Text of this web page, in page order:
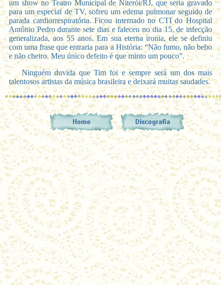
um show no Teatro Municipal de Niterói/RJ, que seria gravado
para um especial de TV, sofreu um edema pulmonar seguido de
parada cardiorrespiratória. Ficou internado no CTI do Hospital
Antônio Pedro durante sete dias e faleceu no dia 15, de infecção
generalizada, aos 55 anos. Em sua eterna ironia, ele se definiu
com uma frase que entraria para a História: “Não fumo, não bebo
e não cheiro. Meu único defeito é que minto um pouco”.
Ninguém duvida que Tim foi e sempre será um dos mais
talentosos artistas da música brasileira e deixará muitas saudades.